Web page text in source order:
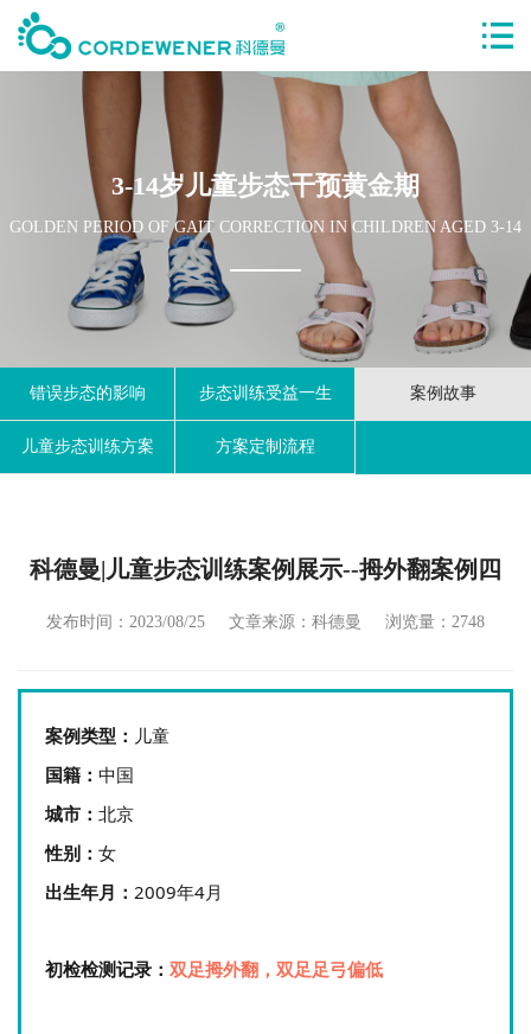
3-14岁儿童步态干预黄金期
GOLDEN PERIOD OF GAIT CORRECTION IN CHILDREN AGED 3-14
错误步态的影响 步态训练受益一生 案例故事
儿童步态训练方案 方案定制流程
科德曼|儿童步态训练案例展示--拇外翻案例四
发布时间：2023/08/25 文章来源：科德曼 浏览量：2748
案例类型： 儿童
国籍： 中国
城市： 北京
性别： 女
出生年月： 2009年4月
初检检测记录： 双足拇外翻，双足足弓偏低